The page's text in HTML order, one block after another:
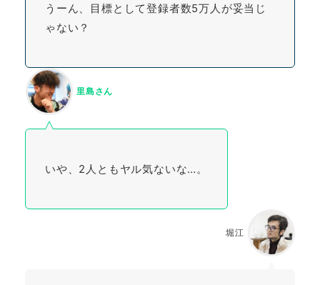
うーん、目標として登録者数5万人が妥当じ
ゃない？
里島さん
いや、2人ともヤル気ないな…。
堀江